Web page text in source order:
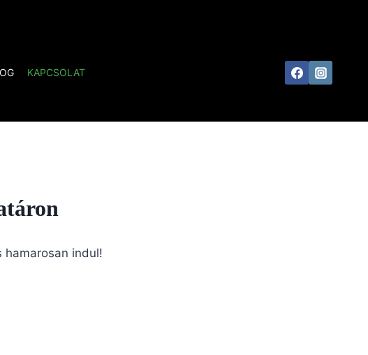
KAPCSOLAT
hamarosan indul!